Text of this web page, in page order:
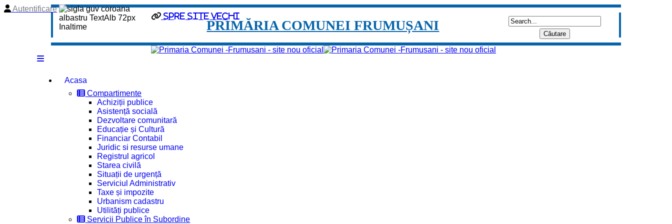
spre site vechi
Autentificare
PRIMĂRIA COMUNEI FRUMUȘANI
Acasa
Compartimente
Achiziții publice
Asistență socială
Dezvoltare comunitară
Educație și Cultură
Financiar Contabil
Juridic si resurse umane
Registrul agricol
Starea civilă
Situații de urgență
Serviciul Administrativ
Taxe și impozite
Urbanism cadastru
Utilități publice
Servicii Publice în Subordine